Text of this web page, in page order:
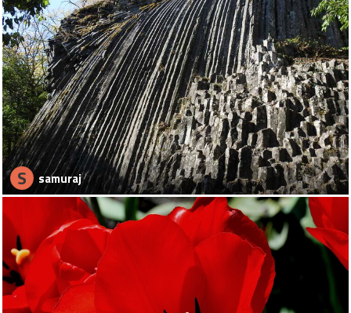
S samuraj